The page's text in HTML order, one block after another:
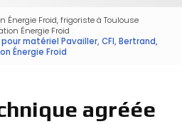
Énergie Froid, frigoriste à Toulouse
Énergie Froid
matériel Pavailler, CFI, Bertrand,
Énergie Froid
agréée